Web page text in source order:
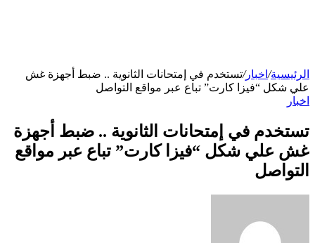
الرئيسية/ اخبار/تستخدم في إمتحانات الثانوية .. ضبط أجهزة غش
علي شكل “فيزا كارت” تباع عبر مواقع التواصل
اخبار
تستخدم في إمتحانات الثانوية .. ضبط أجهزة
غش علي شكل “فيزا كارت” تباع عبر مواقع
التواصل